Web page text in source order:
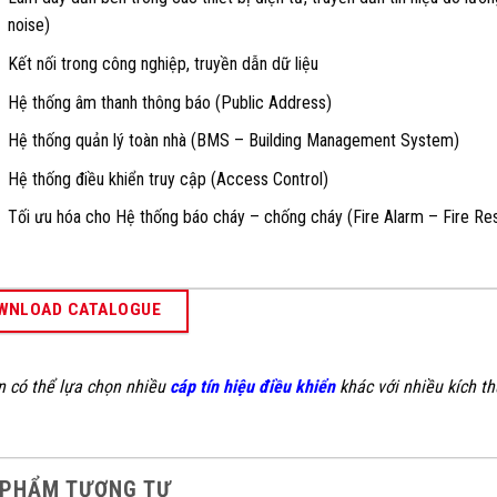
noise)
Kết nối trong công nghiệp, truyền dẫn dữ liệu
Hệ thống âm thanh thông báo (Public Address)
Hệ thống quản lý toàn nhà (BMS – Building Management System)
Hệ thống điều khiển truy cập (Access Control)
Tối ưu hóa cho Hệ thống báo cháy – chống cháy (Fire Alarm – Fire
CATALOGUE
có thể lựa chọn nhiều cáp tín hiệu điều khiểnkhác với nhiều kích
TƯƠNG TỰ